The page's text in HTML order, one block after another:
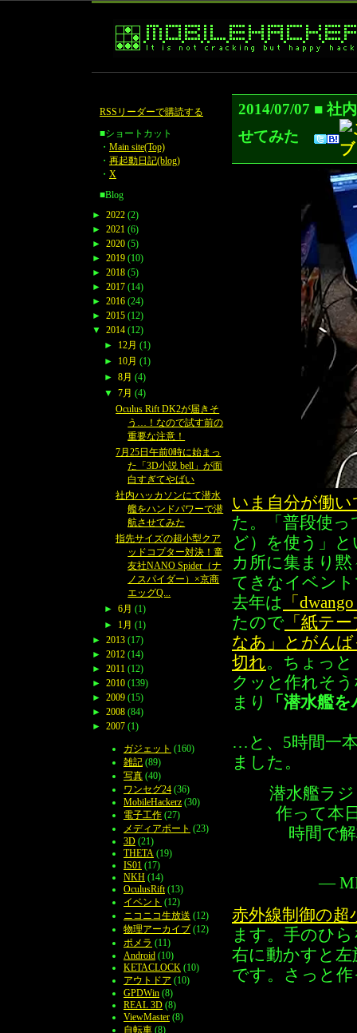
2014/07/07 ■ 社
せてみた
いま自分が働
た。「普段使
ど）を使う」
カ所に集まり
てきなイベン
去年は
「
たので 「紙テ
なあ」とがん
切れ。ちょっ
クッと作れそ
まり
「潜水艦
…と、5時間一
ました。
潜水艦ラ
作って本
時間で
—
赤外線制御の超
ます。手のひ
右に動かすと左
です。さっと
RSSリーダーで購読する
■ショートカット
・ Main site(Top)
・ 再起動日記(blog)
・ X
■Blog
► 2022 (2)
► 2021 (6)
► 2020 (5)
► 2019 (10)
► 2018 (5)
► 2017 (14)
► 2016 (24)
► 2015 (12)
▼ 2014 (12)
►
12月 (1)
►
10月 (1)
► 8月 (4)
▼ 7月 (4)
Oculus Rift DK2が届きそ
う…！なので試す前の
重要な注意！
7月25日午前0時に始まっ
た「3D小説 bell」が面
白すぎてやばい
社内ハッカソンにて潜水
艦をハンドパワーで潜
航させてみた
指先サイズの超小型クア
ッドコプター対決！童
友社NANO Spider（ナ
ノスパイダー）×京商
エッグQ...
► 6月 (1)
►
1月 (1)
► 2013 (17)
► 2012 (14)
► 2011 (12)
► 2010 (139)
► 2009 (15)
► 2008 (84)
► 2007 (1)
ガジェット (160)
雑記 (89)
写真 (40)
ワンセグ24 (36)
MobileHackerz (30)
電子工作 (27)
メディアポート (23)
3D (21)
THETA (19)
IS01 (17)
NKH (14)
OculusRift (13)
イベント (12)
ニコニコ生放送 (12)
物理アーカイブ (12)
ポメラ (11)
Android (10)
KETACLOCK (10)
アウトドア (10)
GPDWin (8)
REAL 3D (8)
ViewMaster (8)
自転車 (8)